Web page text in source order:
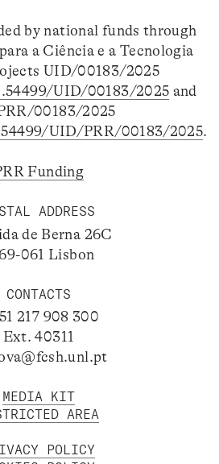
by national funds through
a Ciência e a Tecnologia
UID/00183/2025
UID/00183/2025 and
00183/2025
UID/PRR/00183/2025.
Funding
ADDRESS
de Berna 26C
061 Lisbon
CONTACTS
217 908 300
Ext. 40311
MEDIA KIT
AREA
POLICY